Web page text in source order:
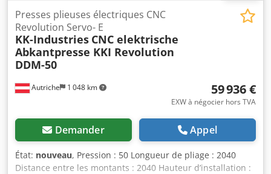
Autriche 1 048 km
Presses plieuses électriques CNC
Revolution Servo- E
KK-Industries CNC elektrische
Abkantpresse KKI Revolution
DDM-50
59 936 €
EXW à négocier hors TVA
Demander Appel
État: nouveau, Pression : 50 Longueur de pliage : 2040
Distance entre les montants : 2040 Hauteur d’installation :